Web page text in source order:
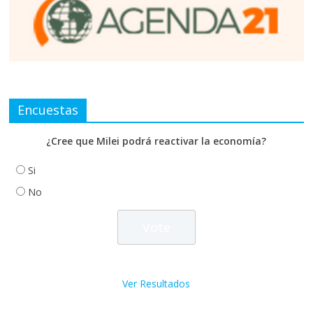
Encuestas
¿Cree que Milei podrá reactivar la economía?
Si
No
Ver Resultados